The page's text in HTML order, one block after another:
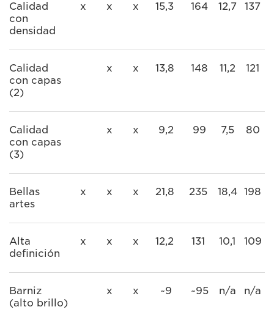
Calidad
con
densidad
x x x 15,3 164 12,7 137
Calidad
con capas
(2)
x x 13,8 148 11,2 121
Calidad
con capas
(3)
x x 9,2 99 7,5 80
Bellas
artes
x x x 21,8 235 18,4 198
Alta
definición
x x x 12,2 131 10,1 109
Barniz
(alto brillo)
x x ~9 ~95 n/a n/a